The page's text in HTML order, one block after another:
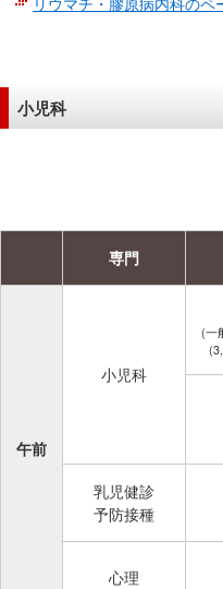
小児科
専門
午前
小児科
(一
乳児健診
予防接種
心理